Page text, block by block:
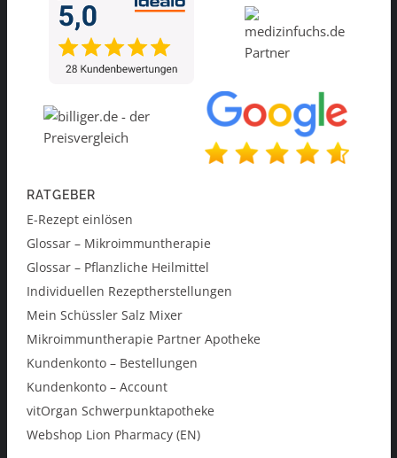
RATGEBER
E-Rezept einlösen
Glossar – Mikroimmuntherapie
Glossar – Pflanzliche Heilmittel
Individuellen Rezeptherstellungen
Mein Schüssler Salz Mixer
Mikroimmuntherapie Partner Apotheke
Kundenkonto – Bestellungen
Kundenkonto – Account
vitOrgan Schwerpunktapotheke
Webshop Lion Pharmacy (EN)